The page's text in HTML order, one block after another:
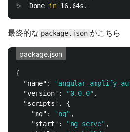
✨  Done in
最終的な package.json がこちら
package.json
{
"name" : "angular-amplify-
"version" : "0.0.0" ,
"scripts" :
{
"ng" : "ng" ,
"start" : "ng serve" ,